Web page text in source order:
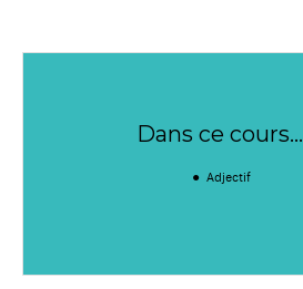
Dans ce cours...
Adjectif